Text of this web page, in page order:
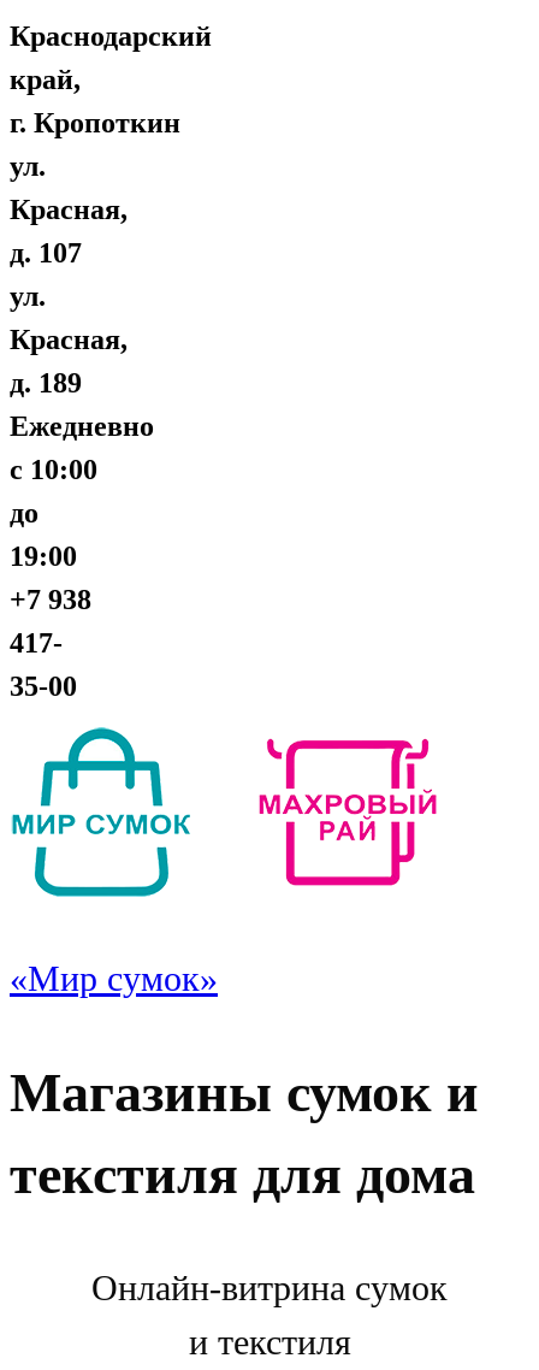
Краснодарский
край,
г. Кропоткин
ул.
Красная,
д. 107
ул.
Красная,
д. 189
Ежедневно
с 10:00
до
19:00
+7 938
417-
35-00
«Мир сумок»
Магазины сумок и
текстиля для дома
Онлайн-витрина сумок
и текстиля